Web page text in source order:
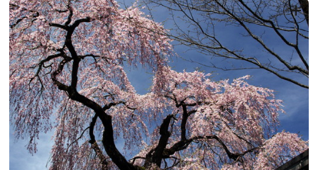
や、名店揃いの日光そばをこの機会に味わってみませんか？
【日光夏の手打ちそばスタンプラリー】
開催期間：2026年7月4日（土）～9月27日（日）
日光市内の参加店舗をめぐり、スタンプを集めて応募しよう！
参加店舗のスタンプを3つ集めると、宿泊代30,000円分といった豪
華賞品や日光特産品が当たる抽選に応募できます。期間中は何度で
も応募可能、全店舗制覇賞もあり！
※営業時間や休業日は店舗によって異なりますので、お出かけ前に